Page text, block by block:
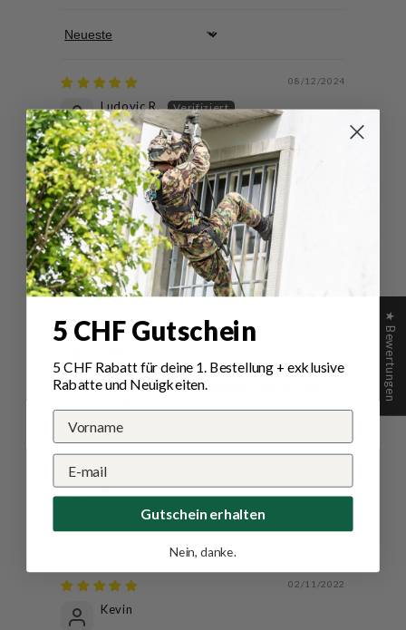
Sort by
08/12/2024
Ludovic R.
Mil-Tec Schlüsselanhänger Paracord Karabiner
Moritu
Praktisches Gadget
Super Produkt und passt perfekt zum Assault
Ludovic
02/11/2022
Kevin
★ Bewertungen
5 CHF Gutschein
5 CHF Rabatt für deine 1. Bestellung+ exklusive
Rabatte und Neuigkeiten.
Gutschein erhalten
Nein, danke.